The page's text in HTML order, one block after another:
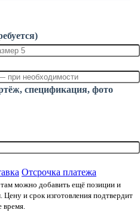
спецификация, фото
Отсрочка платежа
можно добавить ещё позиции и
Цену и срок изготовления подтвердит
время.